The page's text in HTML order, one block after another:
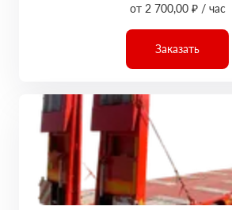
от 2 700,00 ₽ / час
Заказать